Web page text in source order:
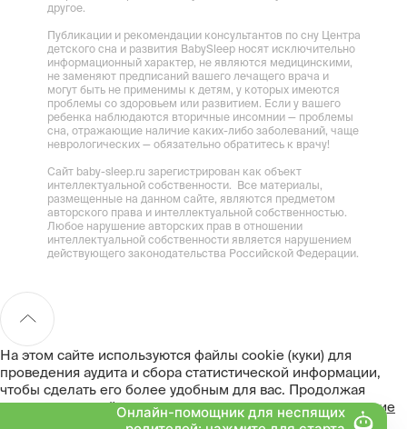
другое.
Публикации и рекомендации консультантов по сну Центра
детского сна и развития BabySleep носят исключительно
информационный характер, не являются медицинскими,
не заменяют предписаний вашего лечащего врача и
могут быть не применимы к детям, у которых имеются
проблемы со здоровьем или развитием. Если у вашего
ребенка наблюдаются вторичные инсомнии — проблемы
сна, отражающие наличие каких-либо заболеваний, чаще
неврологических — обязательно обратитесь к врачу!
Сайт baby-sleep.ru зарегистрирован как объект
интеллектуальной собственности. Все материалы,
размещенные на данном сайте, являются предметом
авторского права и интеллектуальной собственностью.
Любое нарушение авторских прав в отношении
интеллектуальной собственности является нарушением
действующего законодательства Российской Федерации.
На этом сайте используются файлы cookie (куки) для
проведения аудита и сбора статистической информации,
чтобы сделать его более удобным для вас. Продолжая
пользоваться сайтом, вы даетесогласие на использование
. Подробнее вПолитике cookie